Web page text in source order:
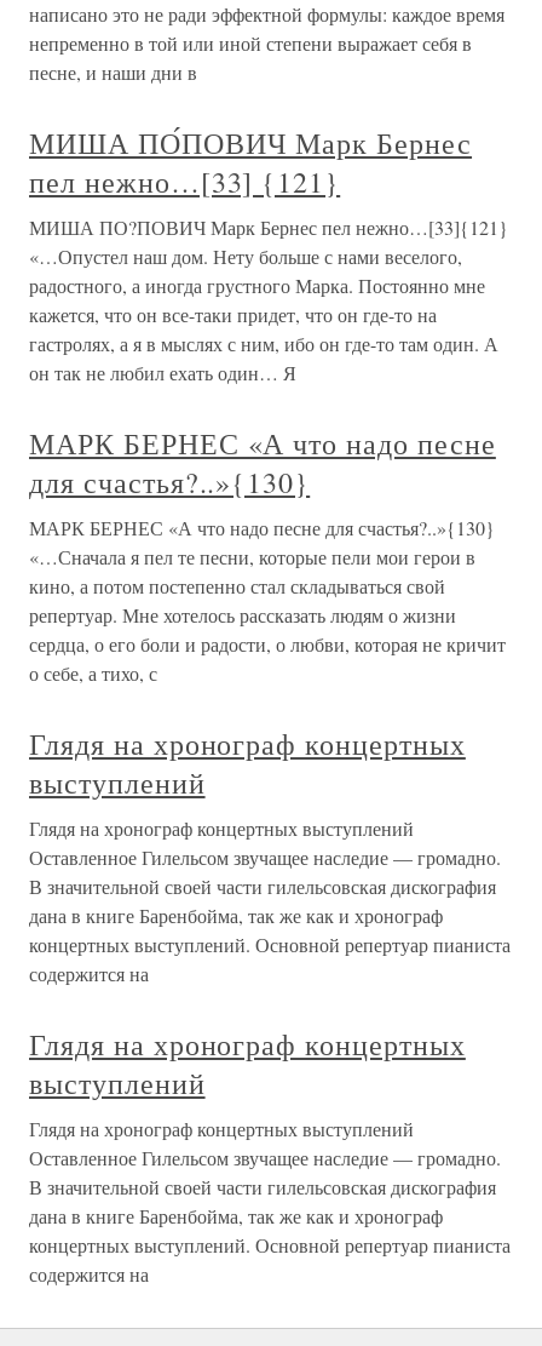
написано это не ради эффектной формулы: каждое время
непременно в той или иной степени выражает себя в
песне, и наши дни в
МИША ПО́ПОВИЧ Марк Бернес
пел нежно…[33] {121}
МИША ПО?ПОВИЧ Марк Бернес пел нежно…[33]{121}
«…Опустел наш дом. Нету больше с нами веселого,
радостного, а иногда грустного Марка. Постоянно мне
кажется, что он все-таки придет, что он где-то на
гастролях, а я в мыслях с ним, ибо он где-то там один. А
он так не любил ехать один… Я
МАРК БЕРНЕС «А что надо песне
для счастья?..»{130}
МАРК БЕРНЕС «А что надо песне для счастья?..»{130}
«…Сначала я пел те песни, которые пели мои герои в
кино, а потом постепенно стал складываться свой
репертуар. Мне хотелось рассказать людям о жизни
сердца, о его боли и радости, о любви, которая не кричит
о себе, а тихо, с
Глядя на хронограф концертных
выступлений
Глядя на хронограф концертных выступлений
Оставленное Гилельсом звучащее наследие — громадно.
В значительной своей части гилельсовская дискография
дана в книге Баренбойма, так же как и хронограф
концертных выступлений. Основной репертуар пианиста
содержится на
Глядя на хронограф концертных
выступлений
Глядя на хронограф концертных выступлений
Оставленное Гилельсом звучащее наследие — громадно.
В значительной своей части гилельсовская дискография
дана в книге Баренбойма, так же как и хронограф
концертных выступлений. Основной репертуар пианиста
содержится на